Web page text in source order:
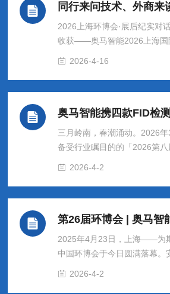
2026上海环博会·展后纪实对
收获——奥马智能2026上海国
IEexpoShanghai2026·4月
兴动能"为主题，在三天时间里
大量环保产业专业人士，
能检测也再度成为会场热点议
2026-4-16
三月岭南，春潮涌动。2026年
备受行业瞩目的的「2026第八
化罐区论坛（交流大会）」在
奥马智能科技有限公司携旗下
M3及X5亮相本次大会，与来
理、环保zhifa等领域的专业人
是国内石化储运领...
2026-4-2
2025年4月23日，上海——为
中国环博会于今日圆满落幕。
限公司以“智控未来·生态共赢”
2026-4-2